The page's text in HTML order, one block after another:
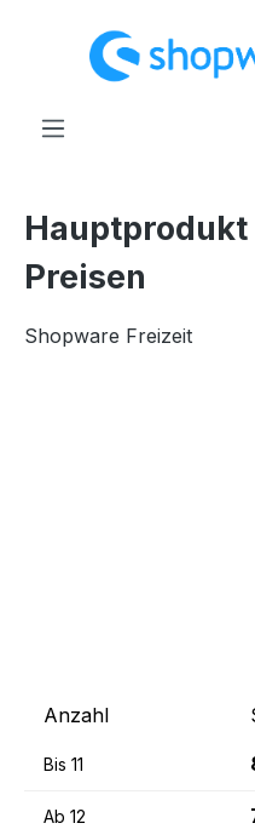
springen
Preisen
Shopware Freizeit
Anzahl
Bis 11
Ab 12